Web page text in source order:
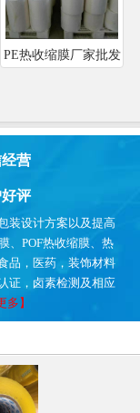
PE热收缩膜厂家批发
营
评
装设计方案以及提高
、POF热收缩膜、热
品，医药，装饰材料
证，卤素检测及相应
】